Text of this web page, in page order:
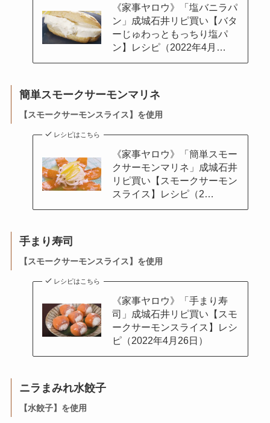
《家事ヤロウ》「塩バニラパ
ン」成城石井リピ買い【バタ
ーじゅわっともっちり塩パ
ン】レシピ（2022年4月…
簡単スモークサーモンマリネ
【 スモークサーモンスライス】 を使用
レシピはこちら
《家事ヤロウ》「簡単スモー
クサーモンマリネ」成城石井
リピ買い【スモークサーモン
スライス】レシピ（2…
手まり寿司
【 スモークサーモンスライス】 を使用
レシピはこちら
《家事ヤロウ》「手まり寿
司」成城石井リピ買い【スモ
ークサーモンスライス】レシ
ピ（2022年4月26日）
ニラまみれ水餃子
【水餃子】 を使用